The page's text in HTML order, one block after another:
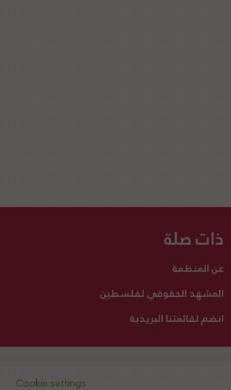
ذات صلة
عن المنظمة
المشهد الحقوقي لفلسطين
انضم لقائمتنا البريدية
اتصل بنا تبرع لنا
Cookie settings